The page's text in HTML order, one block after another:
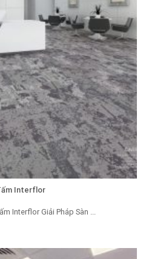
Interflor
Interflor Giải Pháp Sàn ...